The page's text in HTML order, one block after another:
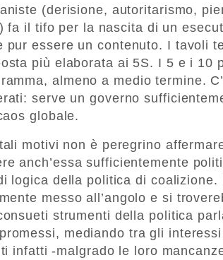
(derisione, autoritarismo,
fa il tifo per la nascita di un
pur essere un contenuto. I tavoli
più elaborata ai 5S. I 5 e i 10
almeno a medio termine.
serve un governo
globale.
motivi non è peregrino
anch’essa sufficientemente
logica della politica di coalizione.
messo all’angolo e si
strumenti della politica
mediando tra gli
infatti -malgrado le loro